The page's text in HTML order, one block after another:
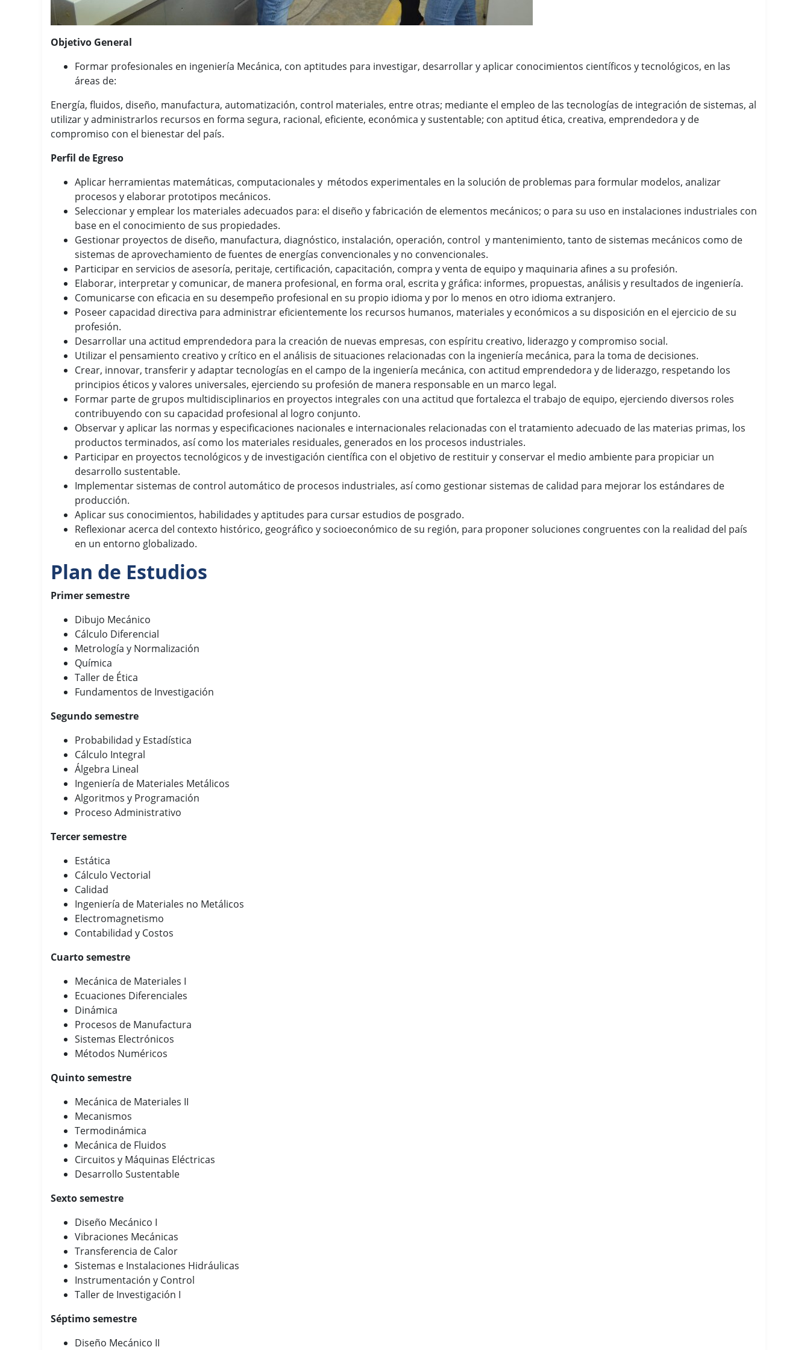
Objetivo General
Formar profesionales en ingeniería Mecánica, con aptitudes para investigar, desarrollar y aplicar conocimientos científicos y tecnológicos, en las
áreas de:
Energía, fluidos, diseño, manufactura, automatización, control materiales, entre otras; mediante el empleo de las tecnologías de integración de sistemas, al
utilizar y administrarlos recursos en forma segura, racional, eficiente, económica y sustentable; con aptitud ética, creativa, emprendedora y de
compromiso con el bienestar del país.
Perfil de Egreso
Aplicar herramientas matemáticas, computacionales y métodos experimentales en la solución de problemas para formular modelos, analizar
procesos y elaborar prototipos mecánicos.
Seleccionar y emplear los materiales adecuados para: el diseño y fabricación de elementos mecánicos; o para su uso en instalaciones industriales con
base en el conocimiento de sus propiedades.
Gestionar proyectos de diseño, manufactura, diagnóstico, instalación, operación, control y mantenimiento, tanto de sistemas mecánicos como de
sistemas de aprovechamiento de fuentes de energías convencionales y no convencionales.
Participar en servicios de asesoría, peritaje, certificación, capacitación, compra y venta de equipo y maquinaria afines a su profesión.
Elaborar, interpretar y comunicar, de manera profesional, en forma oral, escrita y gráfica: informes, propuestas, análisis y resultados de ingeniería.
Comunicarse con eficacia en su desempeño profesional en su propio idioma y por lo menos en otro idioma extranjero.
Poseer capacidad directiva para administrar eficientemente los recursos humanos, materiales y económicos a su disposición en el ejercicio de su
profesión.
Desarrollar una actitud emprendedora para la creación de nuevas empresas, con espíritu creativo, liderazgo y compromiso social.
Utilizar el pensamiento creativo y crítico en el análisis de situaciones relacionadas con la ingeniería mecánica, para la toma de decisiones.
Crear, innovar, transferir y adaptar tecnologías en el campo de la ingeniería mecánica, con actitud emprendedora y de liderazgo, respetando los
principios éticos y valores universales, ejerciendo su profesión de manera responsable en un marco legal.
Formar parte de grupos multidisciplinarios en proyectos integrales con una actitud que fortalezca el trabajo de equipo, ejerciendo diversos roles
contribuyendo con su capacidad profesional al logro conjunto.
Observar y aplicar las normas y especificaciones nacionales e internacionales relacionadas con el tratamiento adecuado de las materias primas, los
productos terminados, así como los materiales residuales, generados en los procesos industriales.
Participar en proyectos tecnológicos y de investigación científica con el objetivo de restituir y conservar el medio ambiente para propiciar un
desarrollo sustentable.
Implementar sistemas de control automático de procesos industriales, así como gestionar sistemas de calidad para mejorar los estándares de
producción.
Aplicar sus conocimientos, habilidades y aptitudes para cursar estudios de posgrado.
Reflexionar acerca del contexto histórico, geográfico y socioeconómico de su región, para proponer soluciones congruentes con la realidad del país
en un entorno globalizado.
Plan de Estudios
Primer semestre
Dibujo Mecánico
Cálculo Diferencial
Metrología y Normalización
Química
Taller de Ética
Fundamentos de Investigación
Segundo semestre
Probabilidad y Estadística
Cálculo Integral
Álgebra Lineal
Ingeniería de Materiales Metálicos
Algoritmos y Programación
Proceso Administrativo
Tercer semestre
Estática
Cálculo Vectorial
Calidad
Ingeniería de Materiales no Metálicos
Electromagnetismo
Contabilidad y Costos
Cuarto semestre
Mecánica de Materiales I
Ecuaciones Diferenciales
Dinámica
Procesos de Manufactura
Sistemas Electrónicos
Métodos Numéricos
Quinto semestre
Mecánica de Materiales II
Mecanismos
Termodinámica
Mecánica de Fluidos
Circuitos y Máquinas Eléctricas
Desarrollo Sustentable
Sexto semestre
Diseño Mecánico I
Vibraciones Mecánicas
Transferencia de Calor
Sistemas e Instalaciones Hidráulicas
Instrumentación y Control
Taller de Investigación I
Séptimo semestre
Diseño Mecánico II